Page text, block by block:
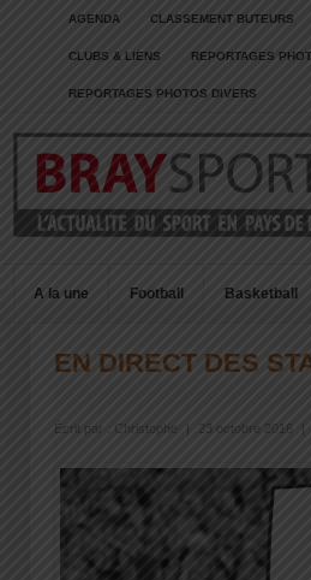
AGENDA CLASSEMENT BUTEURS
CLUBS & LIENS REPORTAGES
REPORTAGES PHOTOS DIVERS
A la une Football Basketball
EN DIRECT DES
Écrit par : Christophe 23 octobre 2016